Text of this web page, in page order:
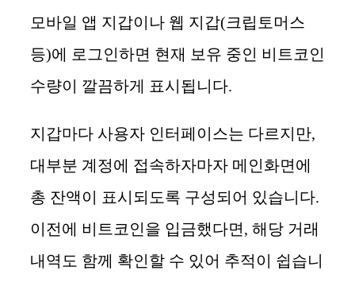
모바일 앱 지갑이나 웹 지갑(크립토머스
등)에 로그인하면 현재 보유 중인 비트코인
수량이 깔끔하게 표시됩니다.
지갑마다 사용자 인터페이스는 다르지만,
대부분 계정에 접속하자마자 메인화면에
총 잔액이 표시되도록 구성되어 있습니다.
이전에 비트코인을 입금했다면, 해당 거래
내역도 함께 확인할 수 있어 추적이 쉽습니